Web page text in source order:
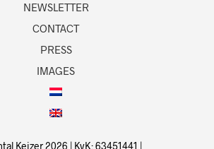
NEWSLETTER
CONTACT
PRESS
IMAGES
Keizer 2026 | KvK: 63451441 |